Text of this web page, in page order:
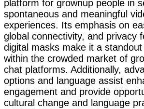
platform for grownup people in
spontaneous and meaningful
experiences. Its emphasis on
global connectivity, and privacy
digital masks make it a
within the crowded market of
chat platforms. Additionally,
options and language assist
engagement and provide
cultural change and language